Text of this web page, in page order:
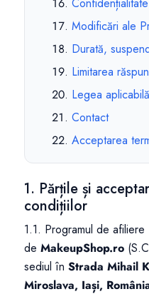
Modificări ale
Durată,
Limitarea
Legea
Contact
Acceptarea
1. Părțile și
condițiilor
1.1. Programul de afiliere
de MakeupShop.ro
sediul în Strada Mihail
Miroslava, Iași,